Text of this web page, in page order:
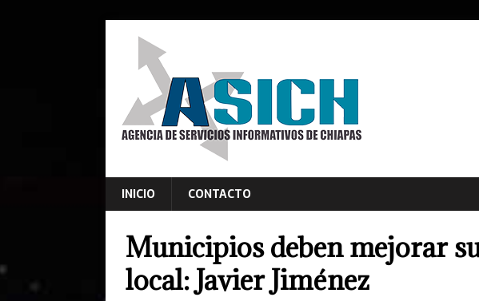
INICIO CONTACTO
Municipios deben mejorar
local: Javier Jiménez